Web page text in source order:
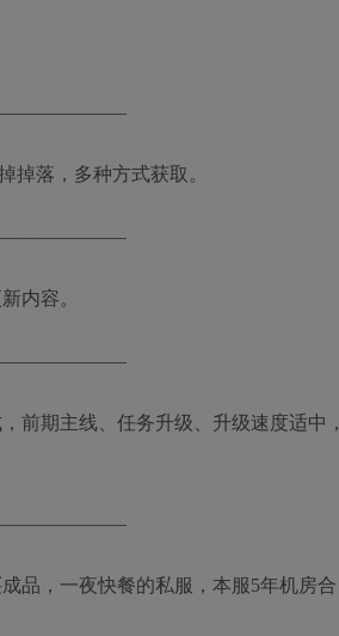
掉落，多种方式获取。
内容。
前期主线、任务升级、升级速度适中，
品，一夜快餐的私服，本服5年机房合